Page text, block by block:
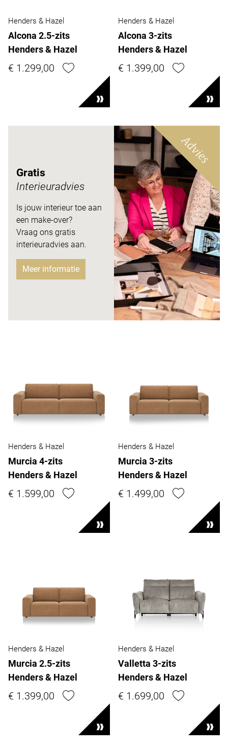
Henders & Hazel
Alcona 2.5-zits
Henders & Hazel
€ 1.299,00
Henders & Hazel
Alcona 3-zits
Henders & Hazel
€ 1.399,00
Gratis
Interieuradvies
Is jouw interieur toe aan
een make-over?
Vraag ons gratis
interieuradvies aan.
Meer informatie
Advies
Henders & Hazel
Murcia 4-zits
Henders & Hazel
€ 1.599,00
Henders & Hazel
Murcia 3-zits
Henders & Hazel
€ 1.499,00
Henders & Hazel
Murcia 2.5-zits
Henders & Hazel
€ 1.399,00
Henders & Hazel
Valletta 3-zits
Henders & Hazel
€ 1.699,00